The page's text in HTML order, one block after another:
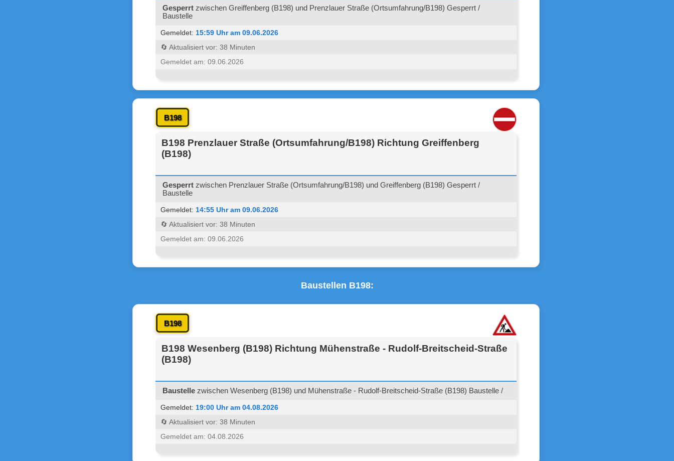
Gesperrt zwischen Greiffenberg (B198) und Prenzlauer Straße (Ortsumfahrung/B198) Gesperrt /
Baustelle
Gemeldet: 15:59 Uhr am 09.06.2026
🔄 Aktualisiert vor: 38 Minuten
Gemeldet am: 09.06.2026
B198
B198 Prenzlauer Straße (Ortsumfahrung/B198) Richtung Greiffenberg
(B198)
Gesperrt zwischen Prenzlauer Straße (Ortsumfahrung/B198) und Greiffenberg (B198) Gesperrt /
Baustelle
Gemeldet: 14:55 Uhr am 09.06.2026
🔄 Aktualisiert vor: 38 Minuten
Gemeldet am: 09.06.2026
Baustellen B198:
B198
B198 Wesenberg (B198) Richtung Mühenstraße - Rudolf-Breitscheid-Straße
(B198)
Baustelle zwischen Wesenberg (B198) und Mühenstraße - Rudolf-Breitscheid-Straße (B198) Baustelle /
Gemeldet: 19:00 Uhr am 04.08.2026
🔄 Aktualisiert vor: 38 Minuten
Gemeldet am: 04.08.2026